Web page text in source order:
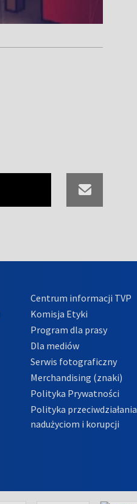
Centrum informacji TVP
Komisja Etyki
Program dla prasy
Dla mediów
Serwis fotograficzny
Merchandising (znaki)
Polityka Prywatności
Polityka przeciwdziałania
nadużyciom i korupcji